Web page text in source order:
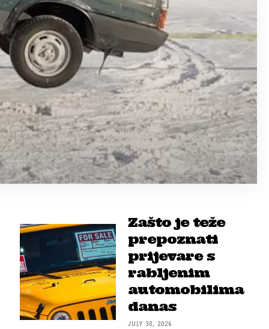
Zašto je teže
prepoznati
prijevare s
rabljenim
automobilima
danas
JULY 30, 2026